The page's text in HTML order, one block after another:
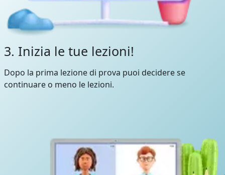
3. Inizia le tue lezioni!
Dopo la prima lezione di prova puoi decidere se
continuare o meno le lezioni.